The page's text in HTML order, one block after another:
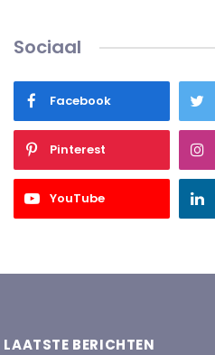
Sociaal
Facebook
Pinterest
YouTube
LAATSTE BERICHTEN